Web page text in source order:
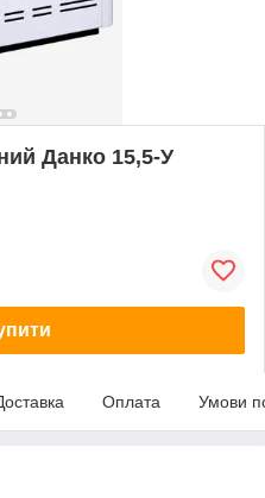
Данко 15,5-У
Оплата Умови